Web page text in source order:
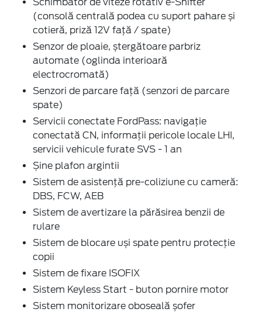
(consolă centrală podea cu suport pahare și
cotieră, priză 12V față / spate)
Senzor de ploaie, ștergătoare parbriz
automate (oglinda interioară
electrocromată)
Senzori de parcare față (senzori de parcare
spate)
Servicii conectate FordPass: navigație
conectată CN, informații pericole locale LHI,
servicii vehicule furate SVS - 1 an
Șine plafon argintii
Sistem de asistență pre-coliziune cu cameră:
DBS, FCW, AEB
Sistem de avertizare la părăsirea benzii de
rulare
Sistem de blocare uși spate pentru protecție
copii
Sistem de fixare ISOFIX
Sistem Keyless Start - buton pornire motor
Sistem monitorizare oboseală șofer